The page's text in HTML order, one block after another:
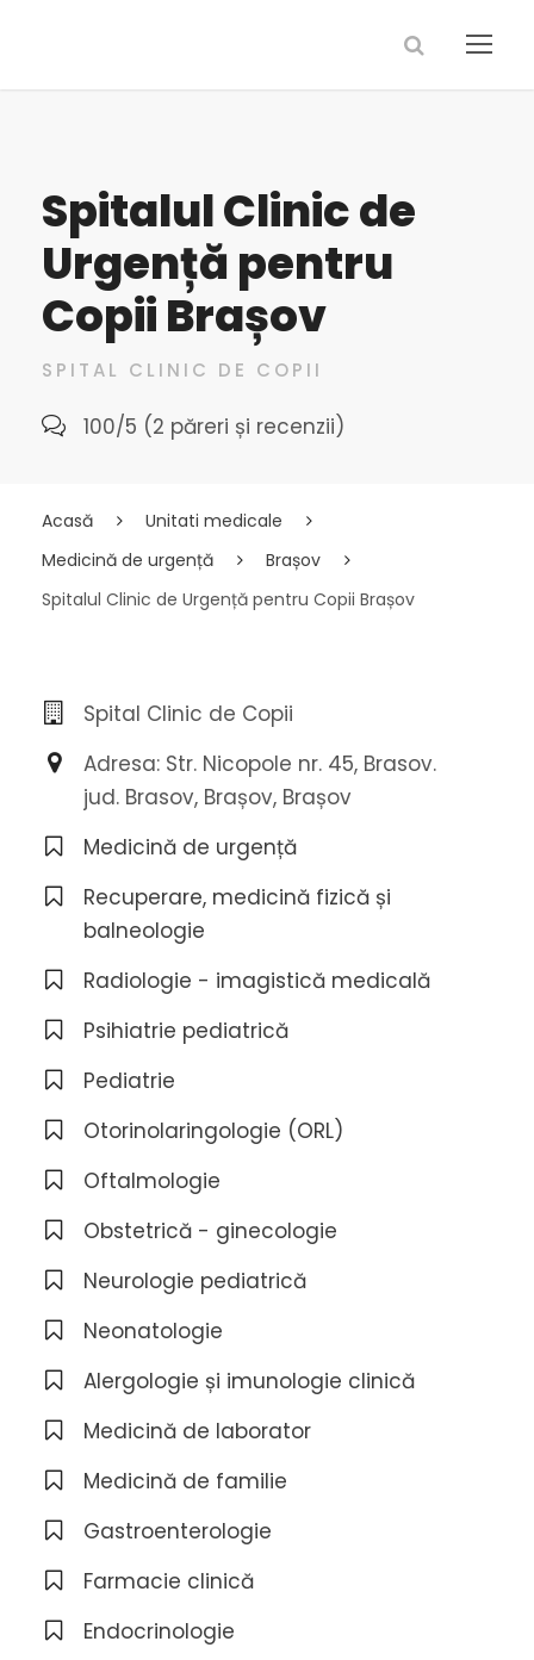
Spitalul Clinic de
Urgență pentru
Copii Brașov
SPITAL CLINIC DE COPII
100/5 (2 păreri și recenzii)
Acasă
Unitati medicale
Medicină de urgență
Brașov
Spitalul Clinic de Urgență pentru Copii Brașov
Spital Clinic de Copii
Adresa: Str. Nicopole nr. 45, Brasov.
jud. Brasov, Brașov, Brașov
Medicină de urgență
Recuperare, medicină fizică și
balneologie
Radiologie - imagistică medicală
Psihiatrie pediatrică
Pediatrie
Otorinolaringologie (ORL)
Oftalmologie
Obstetrică - ginecologie
Neurologie pediatrică
Neonatologie
Alergologie și imunologie clinică
Medicină de laborator
Medicină de familie
Gastroenterologie
Farmacie clinică
Endocrinologie